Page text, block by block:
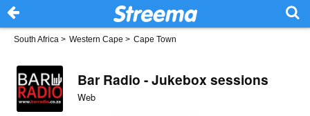
South Africa > Western Cape > Cape Town
Bar Radio - Jukebox sessions
Web